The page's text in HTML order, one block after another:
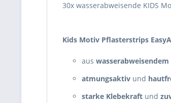
30x wasserabweisende KIDS
Kids Motiv Pflasterstrips
aus wasserabweisendem
atmungsaktiv und
starke Klebekraft und